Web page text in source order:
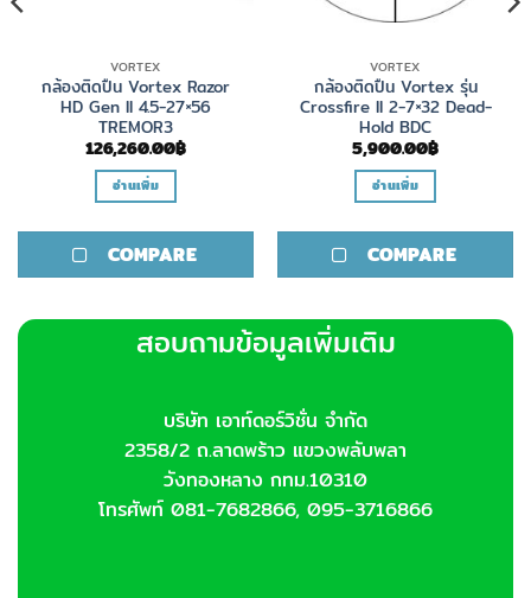
VORTEX
กล้องติดปืน Vortex Razor
HD Gen II 4.5-27×56
TREMOR3
126,260.00฿
อ่านเพิ่ม
COMPARE
VORTEX
กล้องติดปืน Vortex รุ่น
Crossfire II 2-7×32 Dead-
Hold BDC
5,900.00฿
อ่านเพิ่ม
COMPARE
สอบถามข้อมูลเพิ่มเติม
บริษัท เอาท์ดอร์วิชั่น จำกัด
2358/2 ถ.ลาดพร้าว แขวงพลับพลา
วังทองหลาง กทม.10310
โทรศัพท์ 081-7682866, 095-3716866